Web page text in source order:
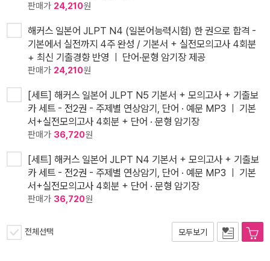
판매가 24,210원
해커스 일본어 JLPT N4 (일본어능력시험) 한 권으로 합격 -
기본에서 실전까지 4주 완성 / 기본서 + 실전모의고사 4회분
+ 최신 기출경향 반영 ㅣ 단어·문형 암기장 제공
판매가 24,210원
[세트] 해커스 일본어 JLPT N5 기본서 + 모의고사 + 기출보
카 세트 - 전2권 - 주제별 연상암기, 단어 · 예문 MP3 ㅣ 기본
서+실전모의고사 4회분 + 단어 · 문형 암기장
판매가 36,720원
[세트] 해커스 일본어 JLPT N4 기본서 + 모의고사 + 기출보
카 세트 - 전2권 - 주제별 연상암기, 단어 · 예문 MP3 ㅣ 기본
서+실전모의고사 4회분 + 단어 · 문형 암기장
판매가 36,720원
전체선택 모두보기